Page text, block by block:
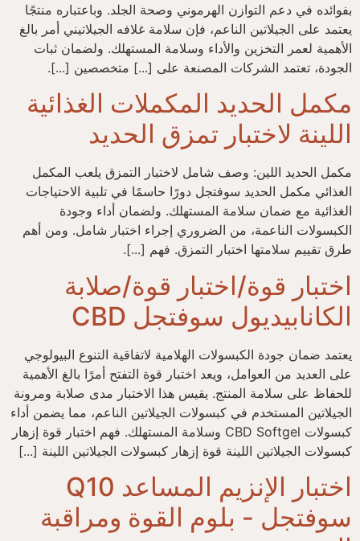
بفوائده في دعم التوازن الهرموني وصحة الجلد. وباعتباره منتجًا
يعتمد على الجيلاتين الناعم، فإن سلامة غلافه الجيلاتيني أمر بالغ
الأهمية لعمر التخزين والأداء وسلامة المستهلك. ولضمان ثبات
الجودة، تعتمد الشركات المصنعة على [...] متخصصين [...].
مكمل الحديد المكملات الغذائية
اللينة لاختبار تمزق الحديد
مكمل الحديد اللين: وصف شامل لاختبار التمزق يلعب المكمل
الغذائي مكمل الحديد سوفتجل دورًا حاسمًا في تلبية الاحتياجات
الغذائية مع ضمان سلامة المستهلك. ولضمان أداء وجودة
الكبسولات الناعمة، من الضروري إجراء اختبار شامل. ومن أهم
طرق تقييم سلامتها اختبار التمزق. فهم [...].
اختبار قوة/اختبار قوة/صلابة
الكانابيديول سوفتجل CBD
يعتمد ضمان جودة الكبسولات الهلامية لاتفاقية التنوع البيولوجي
على العديد من العوامل، ويعد اختبار قوة التفتح أمرًا بالغ الأهمية
للحفاظ على سلامة المنتج. يقيس هذا الاختبار مدى صلابة ومرونة
الجيلاتين المستخدم في كبسولات الجيلاتين الناعم، مما يضمن أداء
كبسولات CBD Softgel وسلامة المستهلك. فهم اختبار قوة إزهار
كبسولات الجيلاتين اللينة قوة إزهار كبسولات الجيلاتين اللينة [...]
اختبار الإنزيم المساعد Q10
سوفتجل - بلوم القوة ومراقبة